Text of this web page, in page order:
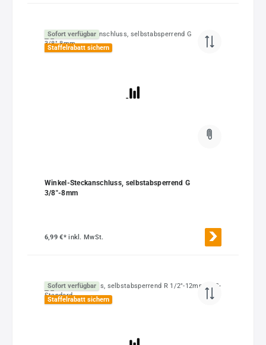
Sofort verfügbar
Staffelrabatt sichern
Winkel-Steckanschluss, selbstabsperrend G
3/8"-8mm
6,99 €*inkl. MwSt.
Sofort verfügbar
Staffelrabatt sichern